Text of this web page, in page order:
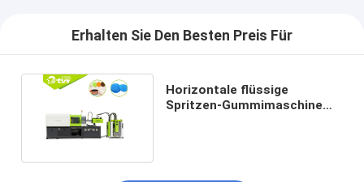
Erhalten Sie Den Besten Preis Für
Horizontale flüssige
Spritzen-Gummimaschine